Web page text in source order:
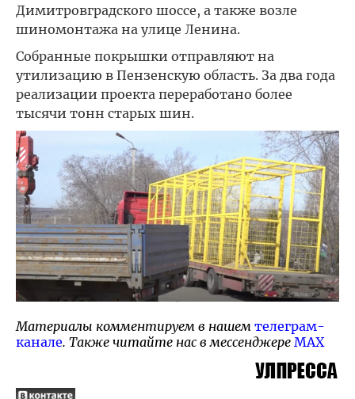
Димитровградского шоссе, а также возле
шиномонтажа на улице Ленина.
Собранные покрышки отправляют на
утилизацию в Пензенскую область. За два года
реализации проекта переработано более
тысячи тонн старых шин.
Материалы комментируем в нашем телеграм-
канале. Также читайте нас в мессенджере MAX